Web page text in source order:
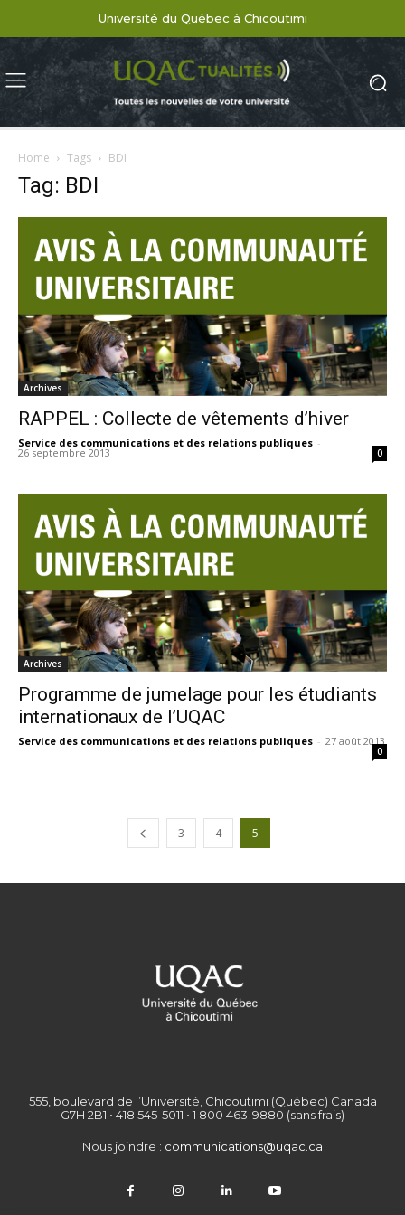
Université du Québec à Chicoutimi
Home Tags BDI
Tag: BDI
Archives
RAPPEL : Collecte de vêtements d’hiver
Service des communications et des relations publiques -
26 septembre 2013 0
Archives
Programme de jumelage pour les étudiants
internationaux de l’UQAC
Service des communications et des relations publiques - 27 août 2013
0
3 4 5
555, boulevard de l’Université, Chicoutimi (Québec) Canada
G7H 2B1 • 418 545-5011 • 1 800 463-9880 (sans frais)
Nous joindre : communications@uqac.ca